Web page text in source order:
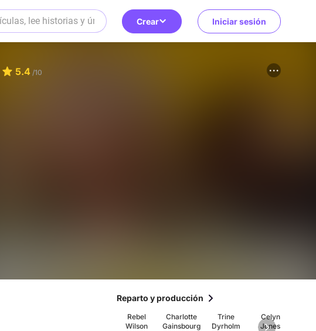
Crear Iniciar sesión
5.4 /10
Reparto y producción
Rebel
Wilson
Charlotte
Gainsbourg
Trine
Dyrholm
Celyn
Jones